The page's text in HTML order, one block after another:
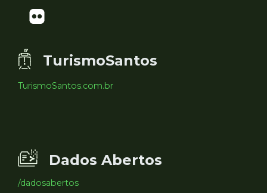
TurismoSantos
TurismoSantos.com.br
Dados Abertos
/dadosabertos